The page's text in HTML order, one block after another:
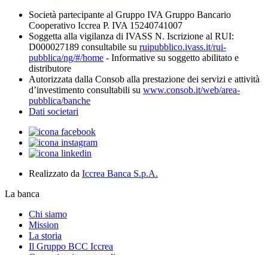
Società partecipante al Gruppo IVA Gruppo Bancario
Cooperativo Iccrea P. IVA 15240741007
Soggetta alla vigilanza di IVASS N. Iscrizione al RUI:
D000027189 consultabile su ruipubblico.ivass.it/rui-
pubblica/ng/#/home - Informative su soggetto abilitato e
distributore
Autorizzata dalla Consob alla prestazione dei servizi e attività
d’investimento consultabili su www.consob.it/web/area-
pubblica/banche
Dati societari
Realizzato da Iccrea Banca S.p.A.
La banca
Chi siamo
Mission
La storia
Il Gruppo BCC Iccrea